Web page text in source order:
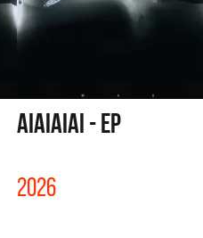
aiaiaiai - EP
2026